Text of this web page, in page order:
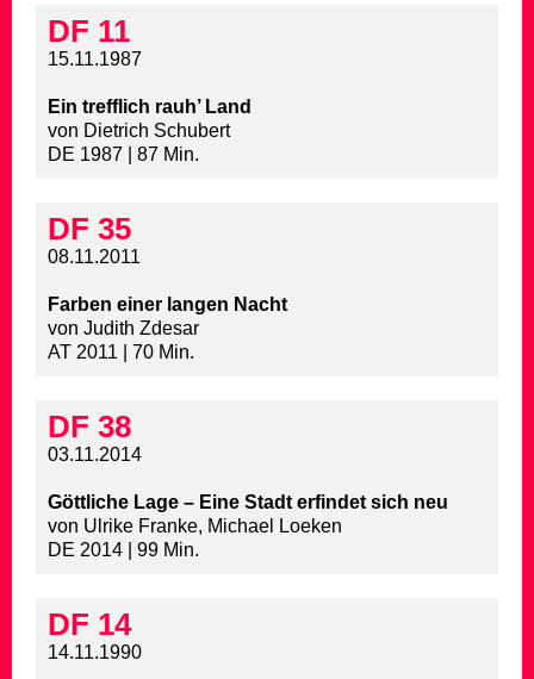
DF 11
15.11.1987
Ein trefflich rauh’ Land
von Dietrich Schubert
DE 1987 | 87 Min.
DF 35
08.11.2011
Farben einer langen Nacht
von Judith Zdesar
AT 2011 | 70 Min.
DF 38
03.11.2014
Göttliche Lage – Eine Stadt erfindet sich neu
von Ulrike Franke, Michael Loeken
DE 2014 | 99 Min.
DF 14
14.11.1990